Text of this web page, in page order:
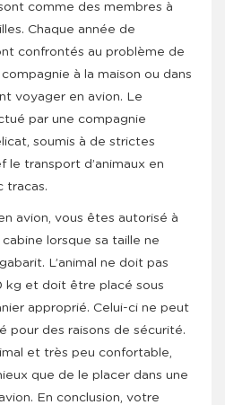
comme des membres à
Chaque année de
confrontés au problème de
à la maison ou dans
voyager en avion. Le
par une compagnie
soumis à de strictes
le transport d’animaux en
tracas.
avion, vous êtes autorisé à
lorsque sa taille ne
L’animal ne doit pas
kg et doit être placé sous
approprié. Celui-ci ne peut
pour des raisons de sécurité.
et très peu confortable,
que de le placer dans une
En conclusion, votre